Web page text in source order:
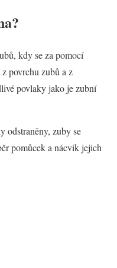
kdy se za pomocí
povrchu zubů a z
povlaky jako je zubní
odstraněny, zuby se
pomůcek a nácvik jejich